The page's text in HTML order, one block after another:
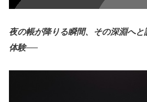
2.2| インセンスってどんな香り？
2-1.
代表的な香木
夜の帳が降りる瞬間、その深淵へ
体験──